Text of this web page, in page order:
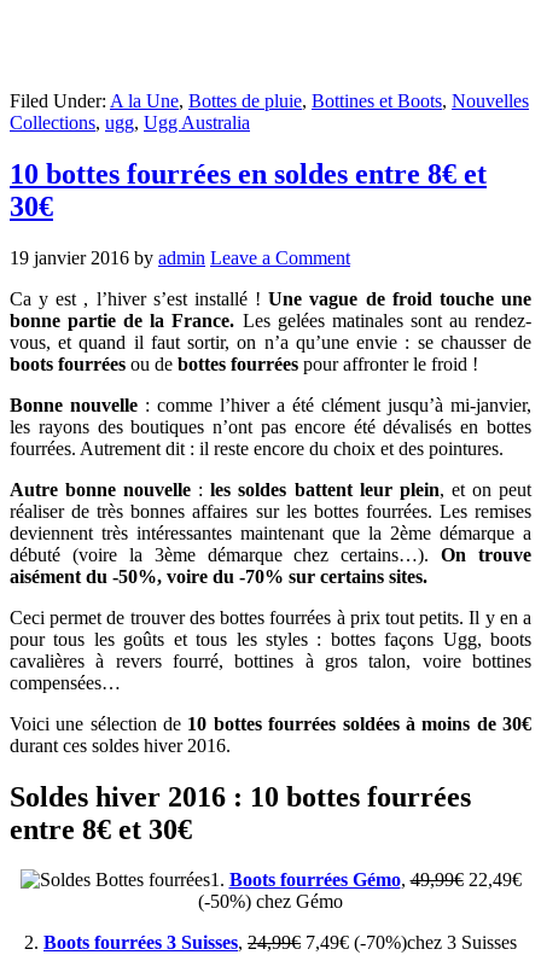
Filed Under: A la Une, Bottes de pluie, Bottines et Boots, Nouvelles
Collections, ugg, Ugg Australia
10 bottes fourrées en soldes entre 8€ et
30€
19 janvier 2016 by admin Leave a Comment
Ca y est , l’hiver s’est installé !Une vague de froid touche une
bonne partie de la France. Les gelées matinales sont au rendez-
vous, et quand il faut sortir, on n’a qu’une envie : se chausser de
boots fourrées ou de bottes fourrées pour affronter le froid !
Bonne nouvelle : comme l’hiver a été clément jusqu’à mi-janvier,
les rayons des boutiques n’ont pas encore été dévalisés en bottes
fourrées. Autrement dit : il reste encore du choix et des pointures.
Autre bonne nouvelle :les soldes battent leur plein, et on peut
réaliser de très bonnes affaires sur les bottes fourrées. Les remises
deviennent très intéressantes maintenant que la 2ème démarque a
débuté (voire la 3ème démarque chez certains…).On trouve
aisément du -50%, voire du -70% sur certains sites.
Ceci permet de trouver des bottes fourrées à prix tout petits. Il y en a
pour tous les goûts et tous les styles : bottes façons Ugg, boots
cavalières à revers fourré, bottines à gros talon, voire bottines
compensées…
Voici une sélection de 10 bottes fourrées soldées à moins de 30€
durant ces soldes hiver 2016.
Soldes hiver 2016 : 10 bottes fourrées
entre 8€ et 30€
1. Boots fourrées Gémo,49,99€22,49€
(-50%) chez Gémo
2. Boots fourrées 3 Suisses, 24,99€ 7,49€ (-70%)chez 3 Suisses